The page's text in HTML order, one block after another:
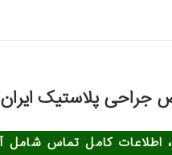
، اطلاعات کامل تماس شامل